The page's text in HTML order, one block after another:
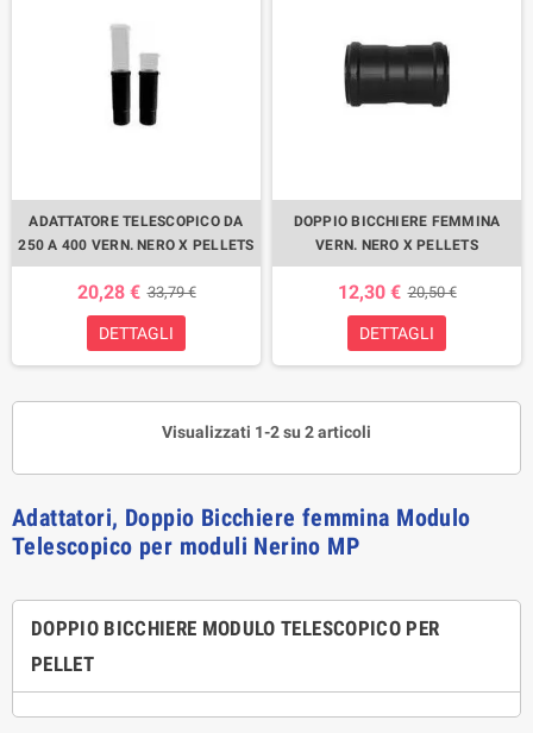
DOPPIO BICCHIERE MODULO TELESCOPICO PER
PELLET
ADATTATORE TELESCOPICO DA
250 A 400 VERN. NERO X PELLETS
20,28 € 33,79 €
DETTAGLI
DOPPIO BICCHIERE FEMMINA
VERN. NERO X PELLETS
12,30 € 20,50 €
DETTAGLI
Visualizzati 1-2 su 2 articoli
Adattatori, Doppio Bicchiere femmina Modulo
Telescopico per moduli Nerino MP